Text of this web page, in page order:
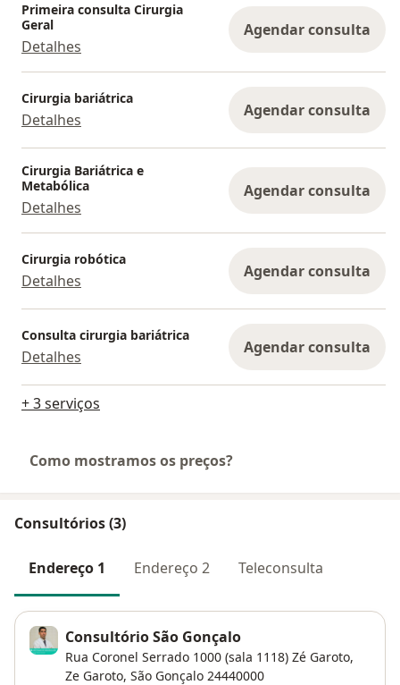
Primeira consulta Cirurgia
Geral
Detalhes
Agendar consulta
Cirurgia bariátrica
Detalhes Agendar consulta
Cirurgia Bariátrica e
Metabólica
Detalhes
Agendar consulta
Cirurgia robótica
Detalhes Agendar consulta
Consulta cirurgia bariátrica
Detalhes Agendar consulta
+ 3 serviços
Como mostramos os preços?
Consultórios (3)
Endereço 1 Endereço 2 Teleconsulta
Consultório São Gonçalo
Rua Coronel Serrado 1000 (sala 1118) Zé Garoto,
Ze Garoto, São Gonçalo 24440000